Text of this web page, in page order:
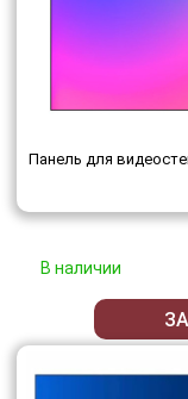
Панель для
В наличии